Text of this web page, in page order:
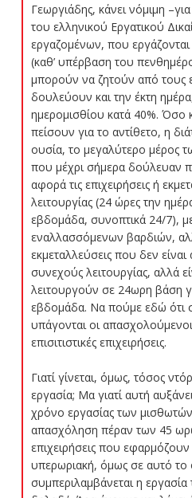
Γεωργιάδης, κάνει νόμιμη
του ελληνικού Εργατικού
εργαζομένων, που
(καθ’ υπέρβαση του
μπορούν να ζητούν από τους
δουλεύουν και την έκτη
ημερομισθίου κατά 40%.
πείσουν για το αντίθετο, η
ουσία, το μεγαλύτερο μέρος
που μέχρι σήμερα δούλευαν
αφορά τις επιχειρήσεις ή
λειτουργίας (24 ώρες την
εβδομάδα, συνοπτικά 24/7),
εναλλασσόμενων βαρδιών,
εκμεταλλεύσεις που δεν
συνεχούς λειτουργίας, αλλά
λειτουργούν σε 24ωρη βάση
εβδομάδα. Να πούμε εδώ ότι
υπάγονται οι
επισιτιστικές επιχειρήσεις.
Γιατί γίνεται, όμως, τόσος
εργασία; Μα γιατί αυτή
χρόνο εργασίας των
απασχόληση πέραν των 45
επιχειρήσεις που
υπερωριακή, όμως σε αυτό
συμπεριλαμβάνεται η